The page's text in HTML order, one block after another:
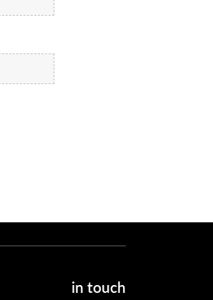
in touch